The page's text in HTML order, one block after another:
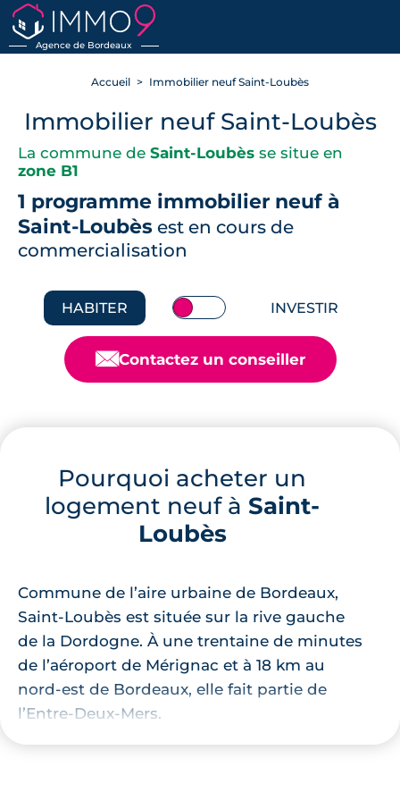
Agence de Bordeaux
RETOUR
Accueil Immobilier neuf Saint-Loubès
Immobilier neuf Saint-Loubès
La commune de Saint-Loubès se situe en
zone B1
1 programme immobilier neuf à
Saint-Loubès est en cours de
commercialisation
HABITER INVESTIR
📧Contactez un conseiller
Pourquoi acheter un
logement neuf à Saint-
Loubès
Commune de l’aire urbaine de Bordeaux,
Saint-Loubès est située sur la rive gauche
de la Dordogne. À une trentaine de minutes
de l’aéroport de Mérignac et à 18 km au
nord-est de Bordeaux, elle fait partie de
l’Entre-Deux-Mers.